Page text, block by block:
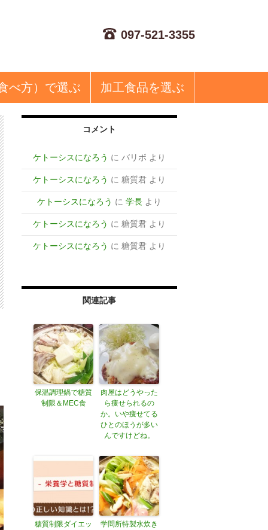
097-521-3355
べ方）で選ぶ 加工食品を選ぶ
コメント
ケトーシスになろう にバリボ より
ケトーシスになろう に糖質君 より
ケトーシスになろう に学長 より
ケトーシスになろう に糖質君 より
ケトーシスになろう に糖質君 より
関連記事
保温調理鍋で糖質
制限＆MEC食
肉屋はどうやった
ら痩せられるの
か。いや痩せてる
ひとのほうが多い
んですけどね。
糖質制限ダイエッ
学問所特製水炊き